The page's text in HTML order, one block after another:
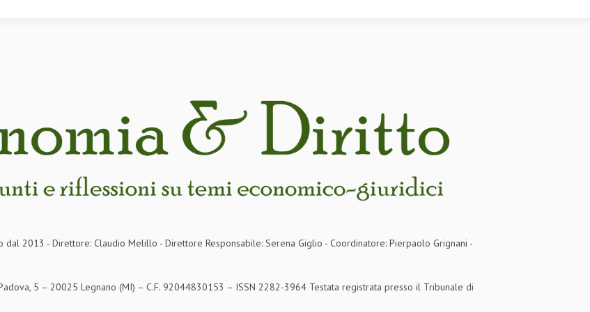
2013 - Direttore: Claudio Melillo - Direttore Responsabile: Serena Giglio - Coordinatore: Pierpaolo Grignani -
5 – 20025 Legnano (MI) – C.F. 92044830153 – ISSN 2282-3964 Testata registrata presso il Tribunale di